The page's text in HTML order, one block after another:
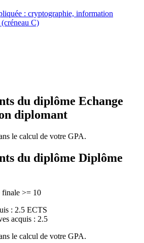
: cryptographie, information
C)
du diplôme Echange
diplomant
le calcul de votre GPA.
du diplôme Diplôme
finale >= 10
: 2.5 ECTS
acquis : 2.5
le calcul de votre GPA.